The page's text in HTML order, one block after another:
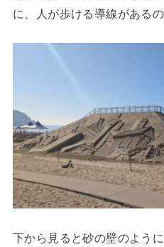
に、人が歩ける導線がある
下から見ると砂の壁のよう